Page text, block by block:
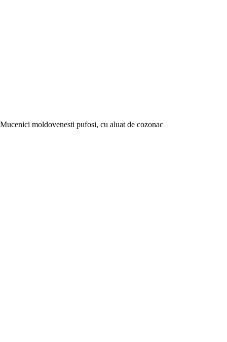
Mucenici moldovenesti pufosi, cu aluat de cozonac